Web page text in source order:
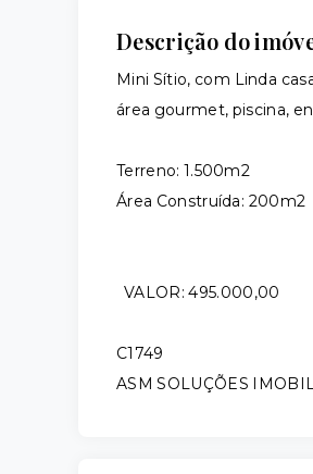
Descrição do
Mini Sítio, com Linda
área gourmet, piscina,
Terreno: 1.500m2
Área Construída: 200m2
VALOR: 495.000,00
C1749
ASM SOLUÇÕES